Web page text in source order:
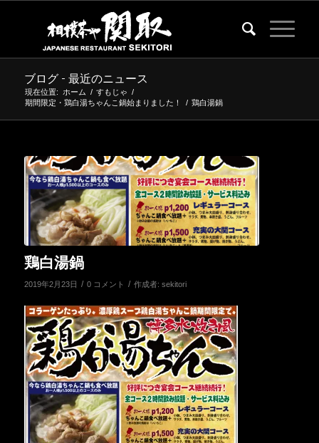
ブログ - 最近のニュース
現在位置: ホーム / すもじゃ /
期間限定・鶏白湯ちゃんこ鍋始まりました！
/ 鶏白湯鍋
鶏白湯鍋
2019年2月23日 / 0 コメント / 作成者: sekitori